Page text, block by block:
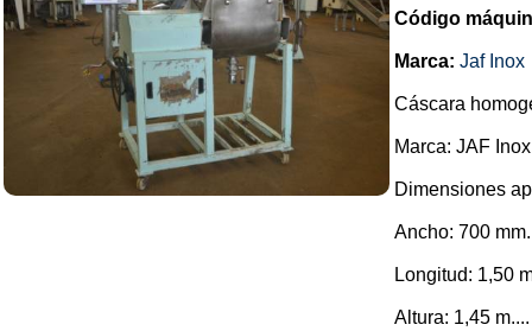
Código
Marca: Jaf Inox
Cáscara
Marca: JAF
Dimensiones
Ancho: 700 mm.
Longitud: 1,50
Altura: 1,45 m....